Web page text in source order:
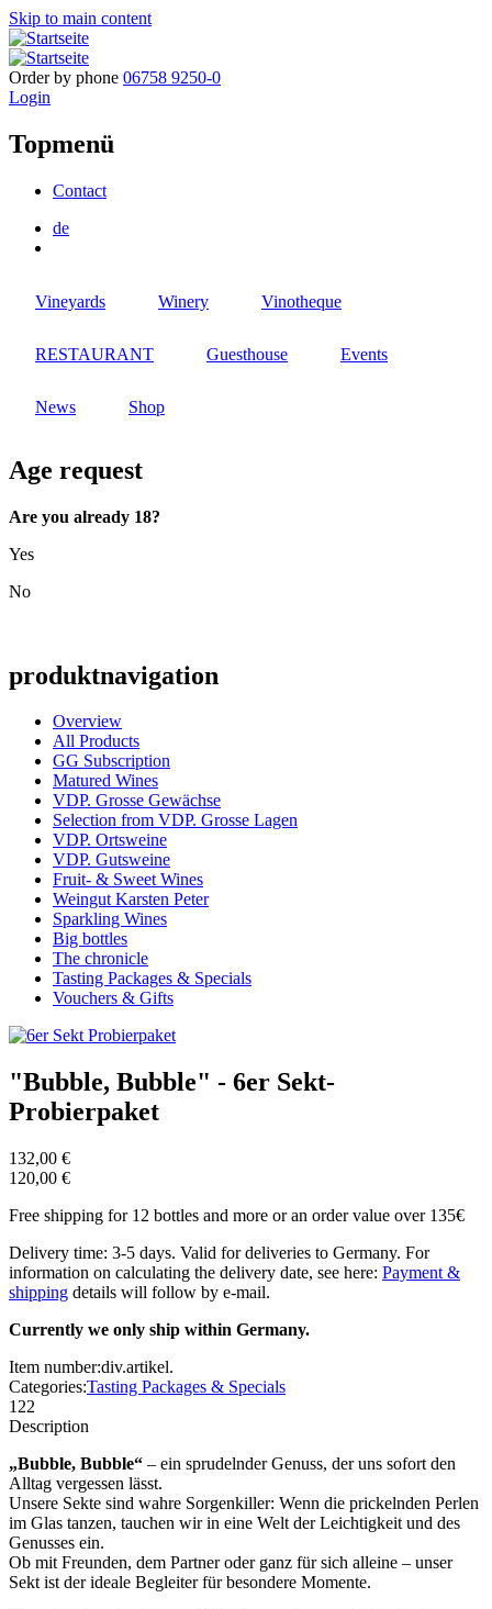
Skip to main content
Order by phone 06758 9250-0
Login
Topmenü
Contact
de
Vineyards Winery Vinotheque
RESTAURANT Guesthouse Events
News Shop
Age request
Are you already 18?
Yes
No
produktnavigation
Overview
All Products
GG Subscription
Matured Wines
VDP. Grosse Gewächse
Selection from VDP. Grosse Lagen
VDP. Ortsweine
VDP. Gutsweine
Fruit- & Sweet Wines
Weingut Karsten Peter
Sparkling Wines
Big bottles
The chronicle
Tasting Packages & Specials
Vouchers & Gifts
"Bubble, Bubble" - 6er Sekt-
Probierpaket
132,00 €
120,00 €
Free shipping for 12 bottles and more or an order value over 135€
Delivery time: 3-5 days. Valid for deliveries to Germany. For
information on calculating the delivery date, see here: Payment &
shipping details will follow by e-mail.
Currently we only ship within Germany.
Item number:div.artikel.
Categories:Tasting Packages & Specials
122
Description
„Bubble, Bubble“ – ein sprudelnder Genuss, der uns sofort den
Alltag vergessen lässt.
Unsere Sekte sind wahre Sorgenkiller: Wenn die prickelnden Perlen
im Glas tanzen, tauchen wir in eine Welt der Leichtigkeit und des
Genusses ein.
Ob mit Freunden, dem Partner oder ganz für sich alleine – unser
Sekt ist der ideale Begleiter für besondere Momente.